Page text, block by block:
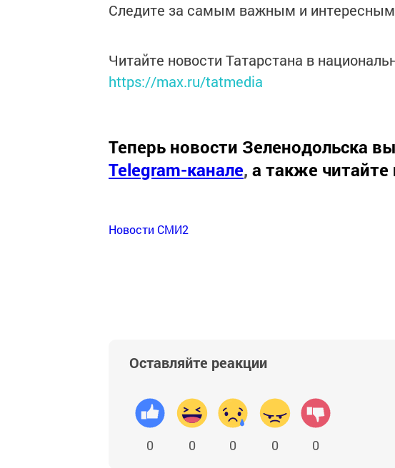
Следите за самым важным и
Читайте новости Татарстана в
https://max.ru/tatmedia
Теперь новости Зеленодольска
Telegram-канале, а также читайте
Новости СМИ2
Оставляйте реакции
0 0 0 0 0